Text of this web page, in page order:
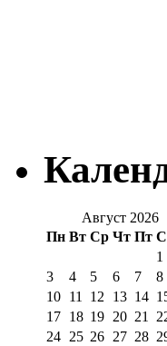
Август 2026
Пн Вт Ср Чт Пт
1
3
4 5 6 7 8
10 11 12 13 14
17 18 19 20 21
24 25 26 27 28